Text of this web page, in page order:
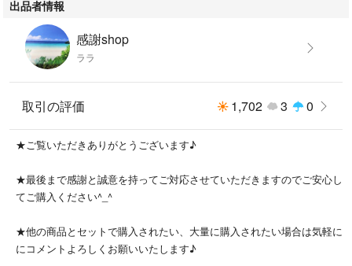
出品者情報
感謝shop
ララ
取引の評価 1,702 3 0
★ご覧いただきありがとうございます♪
★最後まで感謝と誠意を持ってご対応させていただきますのでご安心し
てご購入ください^⁠_⁠^
★他の商品とセットで購入されたい、大量に購入されたい場合は気軽に
にコメントよろしくお願いいたします♪